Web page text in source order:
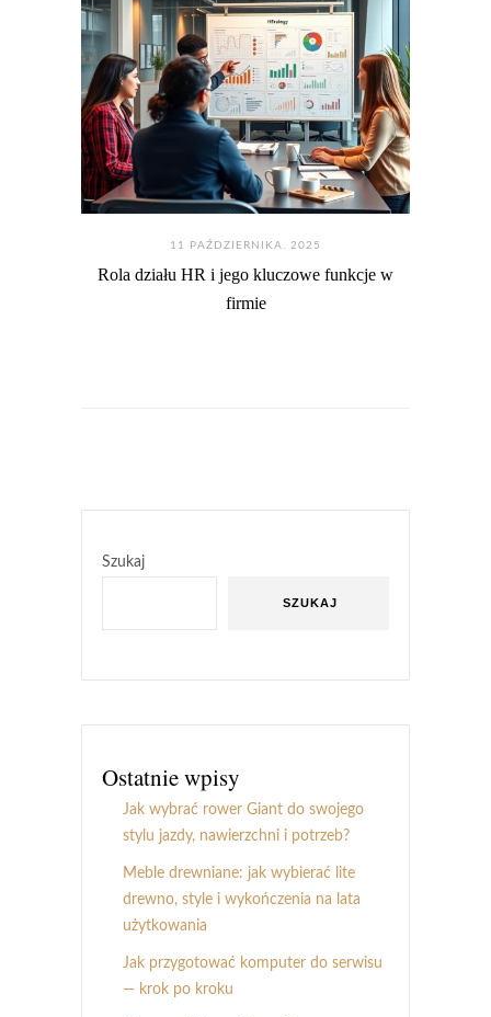
11 PAŹDZIERNIKA. 2025
Rola działu HR i jego kluczowe funkcje w
firmie
Szukaj
SZUKAJ
Ostatnie wpisy
Jak wybrać rower Giant do swojego
stylu jazdy, nawierzchni i potrzeb?
Meble drewniane: jak wybierać lite
drewno, style i wykończenia na lata
użytkowania
Jak przygotować komputer do serwisu
— krok po kroku